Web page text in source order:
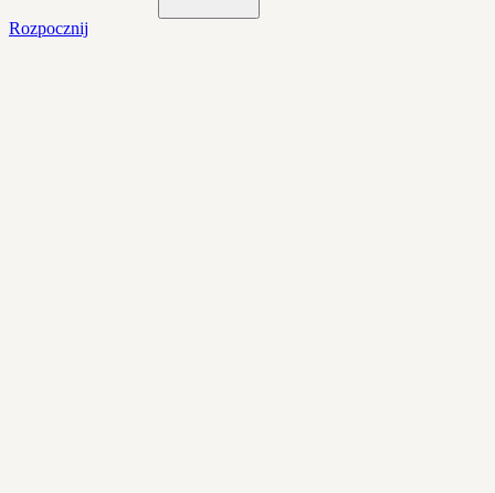
Rozpocznij